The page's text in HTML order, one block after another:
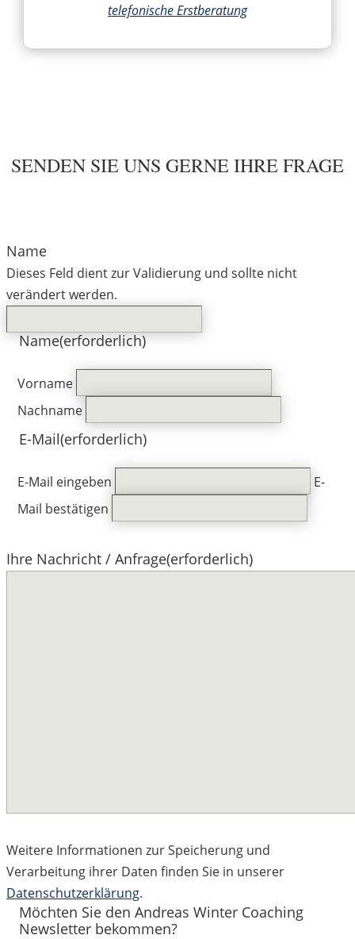
telefonische Erstberatung
SENDEN SIE UNS GERNE IHRE FRAGE
Name
Dieses Feld dient zur Validierung und sollte nicht
verändert werden.
Name(erforderlich)
Vorname
Nachname
E-Mail(erforderlich)
E-Mail eingeben
E-
Mail bestätigen
Ihre Nachricht / Anfrage(erforderlich)
Weitere Informationen zur Speicherung und
Verarbeitung ihrer Daten finden Sie in unserer
Datenschutzerklärung.
Möchten Sie den Andreas Winter Coaching
Newsletter bekommen?